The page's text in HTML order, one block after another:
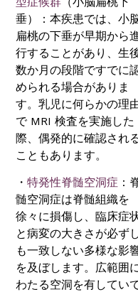
垂）：本疾患では、小
扁桃の下垂が早期から
行することがあり、生
数か月の段階ですでに
められる場合がありま
す。乳児に何らかの理
で MRI 検査を実施した
際、偶発的に確認され
こともあります。
・特発性脊髄空洞症 ：
髄空洞症は脊髄組織を
徐々に損傷し、臨床症
と病変の大きさが必ず
も一致しない多様な影
を及ぼします。広範囲
わたる空洞を有してい